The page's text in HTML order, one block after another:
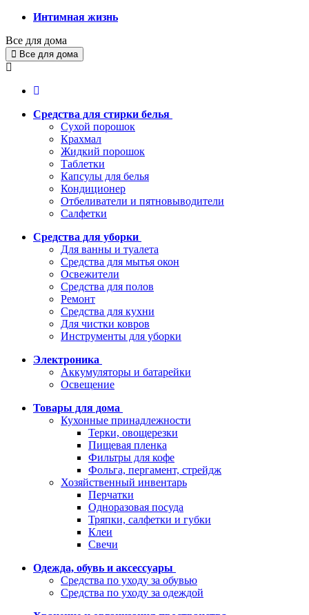
Интимная жизнь
Все для дома
Все для дома
Средства для стирки белья
Сухой порошок
Крахмал
Жидкий порошок
Таблетки
Капсулы для белья
Кондиционер
Отбеливатели и пятновыводители
Салфетки
Средства для уборки
Для ванны и туалета
Средства для мытья окон
Освежители
Средства для полов
Ремонт
Средства для кухни
Для чистки ковров
Инструменты для уборки
Электроника
Аккумуляторы и батарейки
Освещение
Товары для дома
Кухонные принадлежности
Терки, овощерезки
Пищевая пленка
Фильтры для кофе
Фольга, пергамент, стрейдж
Хозяйственный инвентарь
Перчатки
Одноразовая посуда
Тряпки, салфетки и губки
Клеи
Свечи
Одежда, обувь и аксессуары
Средства по уходу за обувью
Средства по уходу за одеждой